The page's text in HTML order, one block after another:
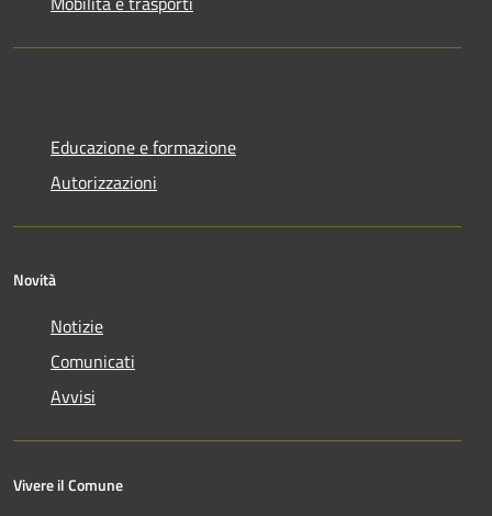
Educazione e formazione
Autorizzazioni
Novità
Notizie
Comunicati
Avvisi
Vivere il Comune